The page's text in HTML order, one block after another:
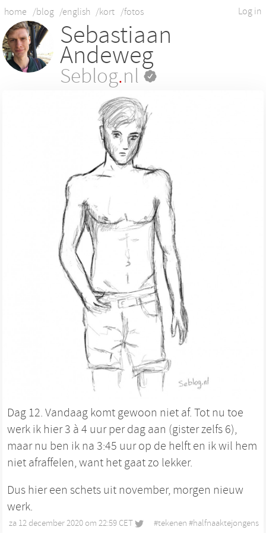
Log in
home /blog /english /kort /fotos
Sebastiaan
Andeweg
Seblog.nl
Dag 12. Vandaag komt gewoon niet af. Tot nu toe
werk ik hier 3 à 4 uur per dag aan (gister zelfs 6),
maar nu ben ik na 3:45 uur op de helft en ik wil hem
niet afraffelen, want het gaat zo lekker.
Dus hier een schets uit november, morgen nieuw
werk.
za 12 december 2020 om 22:59 CET #tekenen #halfnaaktejongens